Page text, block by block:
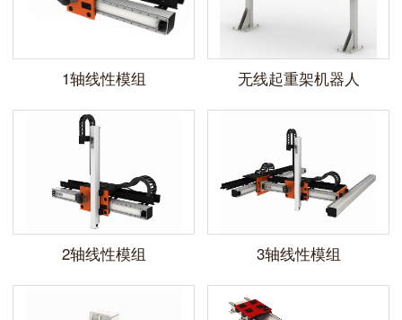
1轴线性模组 无线起重架机器人
2轴线性模组 3轴线性模组